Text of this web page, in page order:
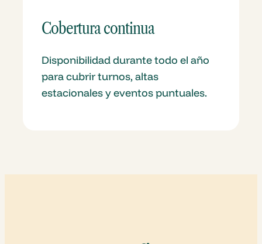
Cobertura continua
Disponibilidad durante todo el año
para cubrir turnos, altas
estacionales y eventos puntuales.